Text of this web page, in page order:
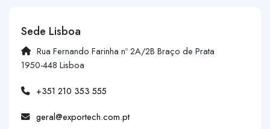
Sede Lisboa
Rua Fernando Farinha nº 2A/2B Braço de Prata
1950-448 Lisboa
+351 210 353 555
geral@exportech.com.pt